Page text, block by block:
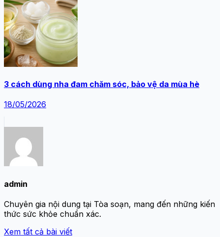
3 cách dùng nha đam chăm sóc, bảo vệ da mùa hè
18/05/2026
admin
Chuyên gia nội dung tại Tòa soạn, mang đến những kiến
thức sức khỏe chuẩn xác.
Xem tất cả bài viết